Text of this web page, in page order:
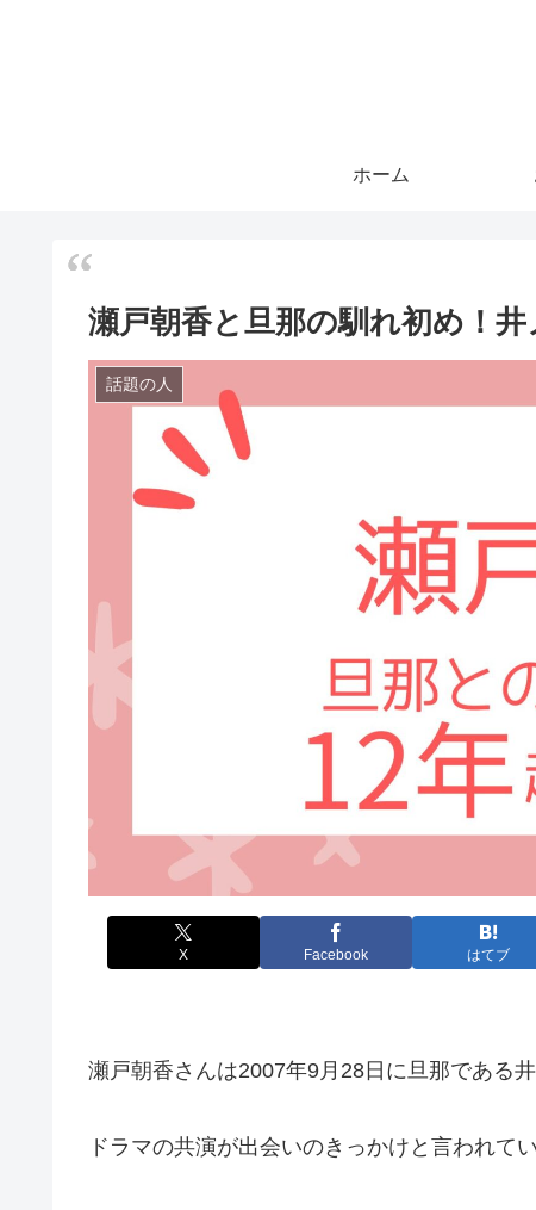
ホーム
瀬戸朝香と旦那の馴れ初め！
話題の人
X Facebook はてブ
瀬戸朝香さんは2007年9月28日に旦那である
ドラマの共演が出会いのきっかけと言われて